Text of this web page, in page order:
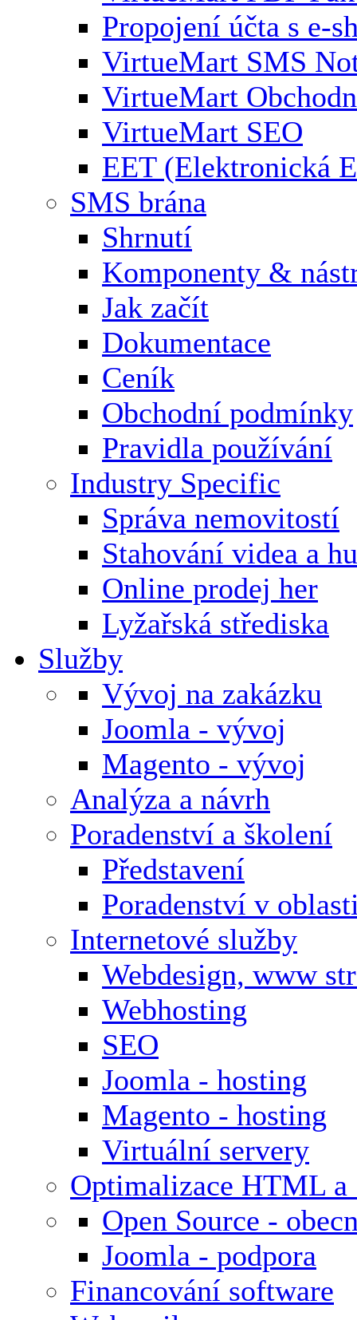
Propojení účta s e-
VirtueMart SMS
VirtueMart
VirtueMart SEO
EET (Elektronická
SMS brána
Shrnutí
Komponenty &
Jak začít
Dokumentace
Ceník
Obchodní podmínky
Pravidla používání
Industry Specific
Správa nemovitostí
Stahování videa a
Online prodej her
Lyžařská střediska
Služby
Vývoj na zakázku
Joomla - vývoj
Magento - vývoj
Analýza a návrh
Poradenství a školení
Představení
Poradenství v
Internetové služby
Webdesign, www
Webhosting
SEO
Joomla - hosting
Magento - hosting
Virtuální servery
Optimalizace HTML a
Open Source -
Joomla - podpora
Financování software